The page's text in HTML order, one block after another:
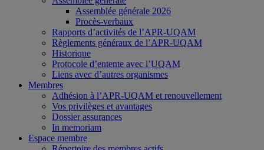
Assemblée générale 2026
Procès-verbaux
Rapports d’activités de l’APR-UQAM
Règlements généraux de l’APR-UQAM
Historique
Protocole d’entente avec l’UQAM
Liens avec d’autres organismes
Membres
Adhésion à l’APR-UQAM et renouvellement
Vos privilèges et avantages
Dossier assurances
In memoriam
Espace membre